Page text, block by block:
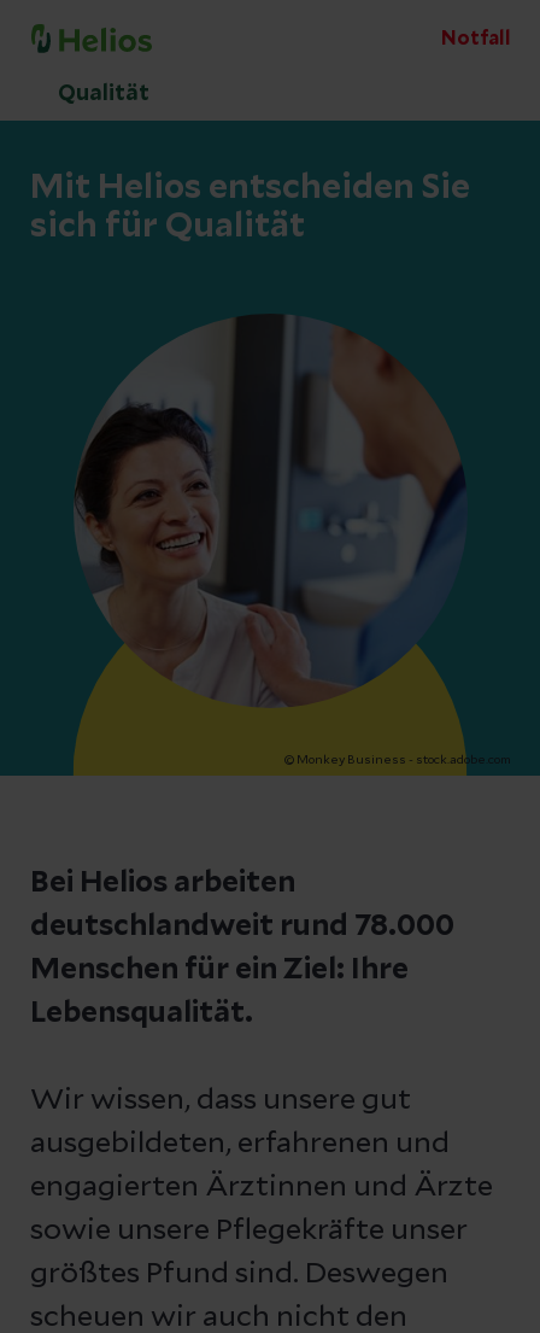
Notfall
Qualität
Mit Helios entscheiden Sie
sich für Qualität
© Monkey Business - stock.adobe.com
Bei Helios arbeiten
deutschlandweit rund 78.000
Menschen für ein Ziel: Ihre
Lebensqualität.
Wir wissen, dass unsere gut
ausgebildeten, erfahrenen und
engagierten Ärztinnen und Ärzte
sowie unsere Pflegekräfte unser
größtes Pfund sind. Deswegen
scheuen wir auch nicht den